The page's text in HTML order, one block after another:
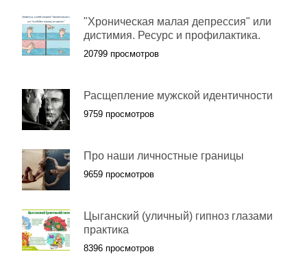
"Хроническая малая депрессия" или
дистимия. Ресурс и профилактика.
20799 просмотров
Расщепление мужской идентичности
9759 просмотров
Про наши личностные границы
9659 просмотров
Цыганский (уличный) гипноз глазами
практика
8396 просмотров